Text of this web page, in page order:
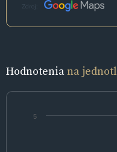
Zdroj:
Hodnoteniana
5